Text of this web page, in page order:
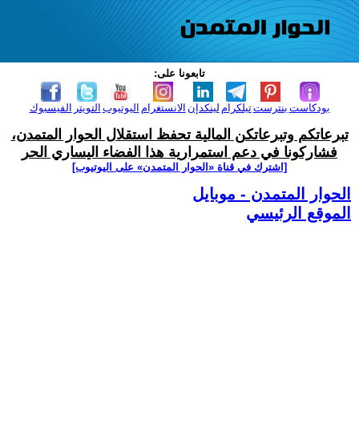
تابعونا على:
الفيسبوك التويتر اليوتيوب الانستغرام لينكدإن تيلكرامبنترست بودكاست
تبرعاتكم وتبرعاتكن المالية تحفظ استقلال الحوار المتمدن،
فشاركونا في دعم استمرارية هذا الفضاء اليساري الحر
[اشترك في قناة ‫«الحوار المتمدن» على اليوتيوب]
الحوار المتمدن - موبايل
الموقع الرئيسي